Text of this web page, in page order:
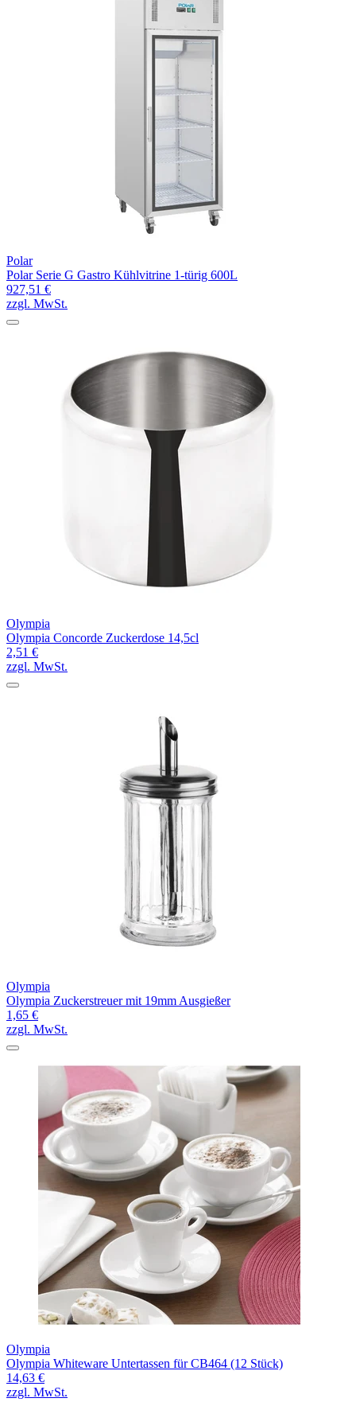
Polar
Polar Serie G Gastro Kühlvitrine 1-türig 600L
927,51 €
zzgl. MwSt.
Olympia
Olympia Concorde Zuckerdose 14,5cl
2,51 €
zzgl. MwSt.
Olympia
Olympia Zuckerstreuer mit 19mm Ausgießer
1,65 €
zzgl. MwSt.
Olympia
Olympia Whiteware Untertassen für CB464 (12 Stück)
14,63 €
zzgl. MwSt.